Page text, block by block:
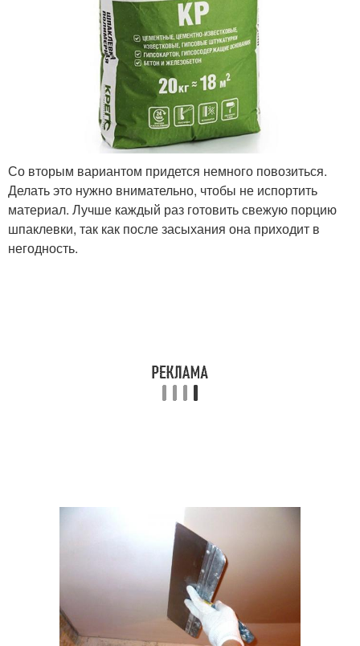
Со вторым вариантом придется немного повозиться.
Делать это нужно внимательно, чтобы не испортить
материал. Лучше каждый раз готовить свежую порцию
шпаклевки, так как после засыхания она приходит в
негодность.